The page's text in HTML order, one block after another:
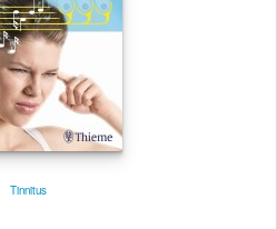
Tinnitus